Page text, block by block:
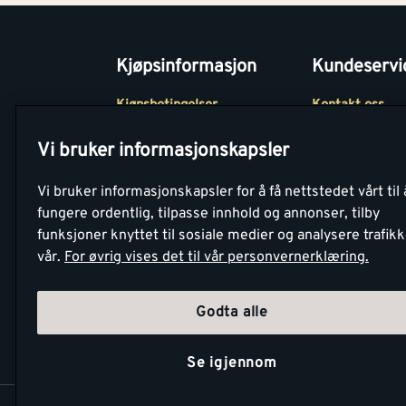
Kjøpsinformasjon
Kjøpsbetingelser
Betaling
Retur- og
angrerettsskjema
Kontakt oss
Montér Bedrift
Vi bruker informasjonskapsler
Vi bruker informasjonskapsler for å få nettstedet vårt til
fungere ordentlig, tilpasse innhold og annonser, tilby
funksjoner knyttet til sosiale medier og analysere
vår. For øvrig vises det til vår personvernerklæring.
Godta alle
Se igjennom